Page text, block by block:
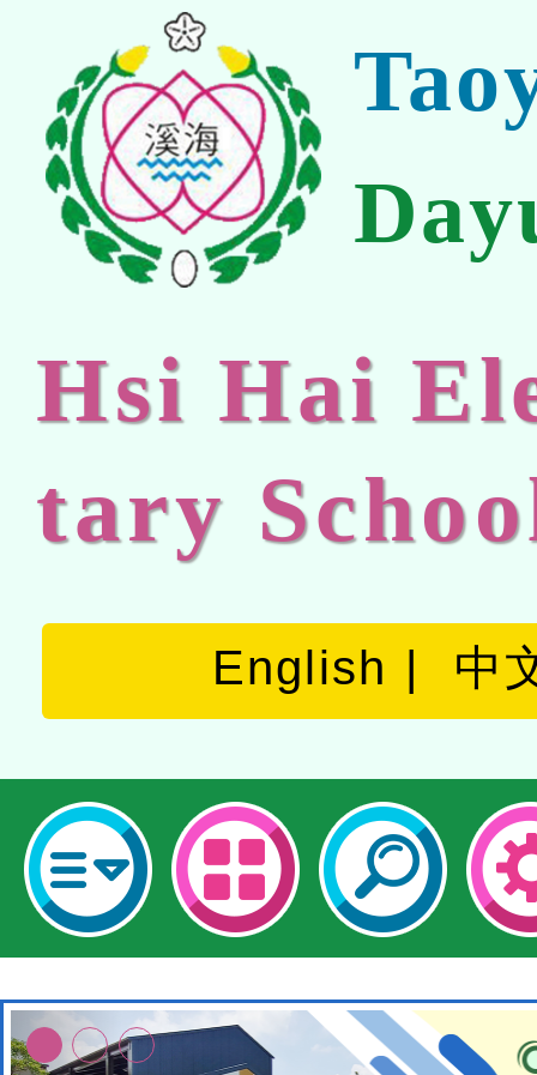
Hsi Hai
tary
English 中